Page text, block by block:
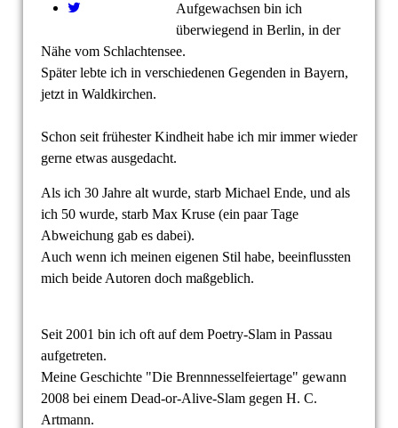
Aufgewachsen bin ich
überwiegend in Berlin, in der
Nähe vom Schlachtensee.
Später lebte ich in verschiedenen Gegenden in Bayern,
jetzt in Waldkirchen.
Schon seit frühester Kindheit habe ich mir immer wieder
gerne etwas ausgedacht.
Als ich 30 Jahre alt wurde, starb Michael Ende, und als
ich 50 wurde, starb Max Kruse (ein paar Tage
Abweichung gab es dabei).
Auch wenn ich meinen eigenen Stil habe, beeinflussten
mich beide Autoren doch maßgeblich.
Seit 2001 bin ich oft auf dem Poetry-Slam in Passau
aufgetreten.
Meine Geschichte "Die Brennnesselfeiertage" gewann
2008 bei einem Dead-or-Alive-Slam gegen H. C.
Artmann.